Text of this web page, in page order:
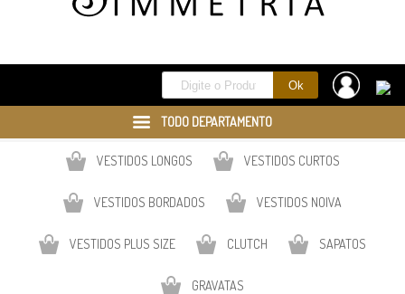
TODO DEPARTAMENTO
VESTIDOS LONGOS VESTIDOS CURTOS
VESTIDOS BORDADOS VESTIDOS NOIVA
VESTIDOS PLUS SIZE CLUTCH SAPATOS
GRAVATAS